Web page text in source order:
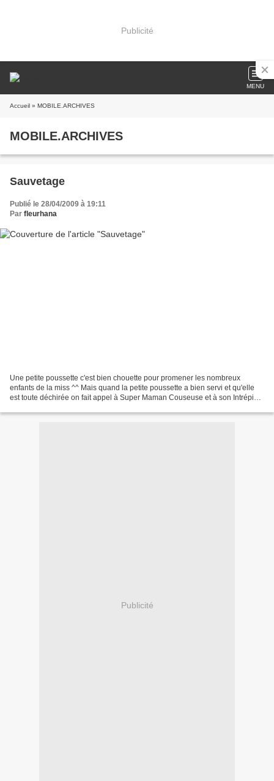
Publicité
MENU
Accueil » MOBILE.ARCHIVES
MOBILE.ARCHIVES
Sauvetage
Publié le 28/04/2009 à 19:11
Par fleurhana
Une petite poussette c'est bien chouette pour promener les nombreux
enfants de la miss ^^ Mais quand la petite poussette a bien servi et qu'elle
est toute déchirée on fait appel à Super Maman Couseuse et à son Intrépide
Publicité